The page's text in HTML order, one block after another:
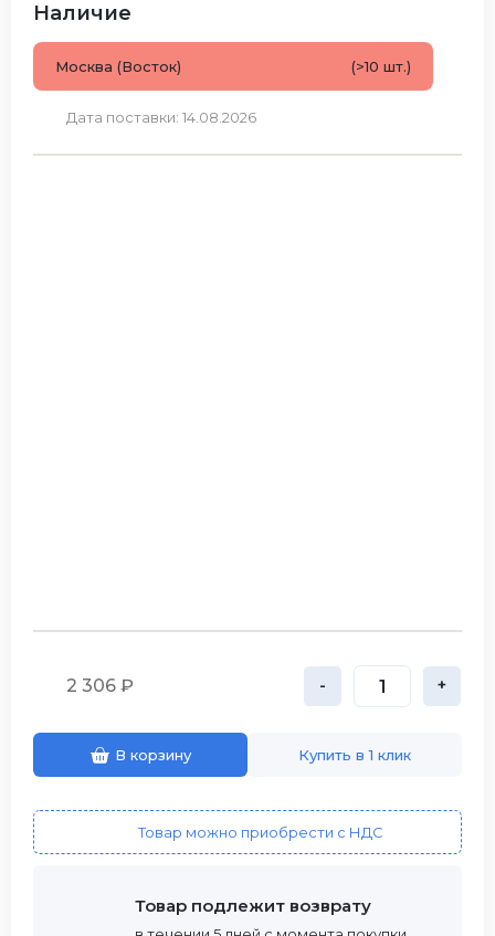
Наличие
Москва (Восток) (>10 шт.)
Дата поставки: 14.08.2026
2 306 ₽ - +
В корзину Купить в 1 клик
Товар можно приобрести с НДС
Товар подлежит возврату